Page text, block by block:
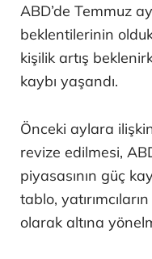
ABD’de Temmuz
beklentilerinin
kişilik artış
kaybı yaşandı.
Önceki aylara
revize edilmesi,
piyasasının güç
tablo,
olarak altına